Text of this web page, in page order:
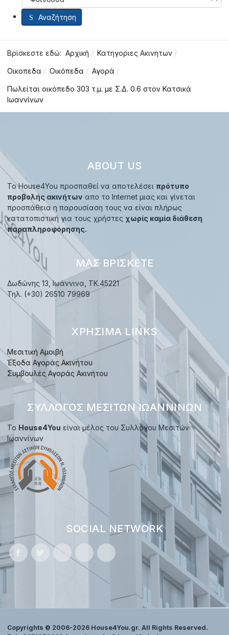
Αναζήτηση
Βρίσκεστε εδώ: Αρχική Κατηγοριες Ακινητων
Οικοπεδα Οικόπεδα Αγορά
Πωλείται οικόπεδο 303 τ.μ. με Σ.Δ. 0.6 στον Κατσικά
Ιωαννίνων
ABOUT US
Το House4You προσπαθεί να αποτελέσει πρότυπο
προβολής ακινήτων απο το Internet μιας και γίνεται
προσπάθεια η παρουσίαση τους να είναι πλήρως
κατατοπιστική για τους χρήστες χωρίς καμία διάθεση
παραπληροφόρησης.
ΜΑΣ ΒΡΊΣΚΕΤΕ
Δωδώνης 13, Ιωάννινα, TK.45221
Τηλ. (+30) 26510 79969
ΧΡΉΣΙΜΑ LINKS
Μεσιτική Αμοιβή
Έξοδα Αγοράς Ακινήτου
Συμβουλές Αγοράς Ακινήτου
ΣΎΛΛΟΓΟΣ ΜΕΣΙΤΏΝ ΙΩΑΝΝΊΝΩΝ
Το House4You είναι μέλος του Συλλόγου Μεσιτών
Ιωαννίνων
SOCIAL NETWORK
Copyrights © 2006-2026 House4You.gr. All Rights Reserved.